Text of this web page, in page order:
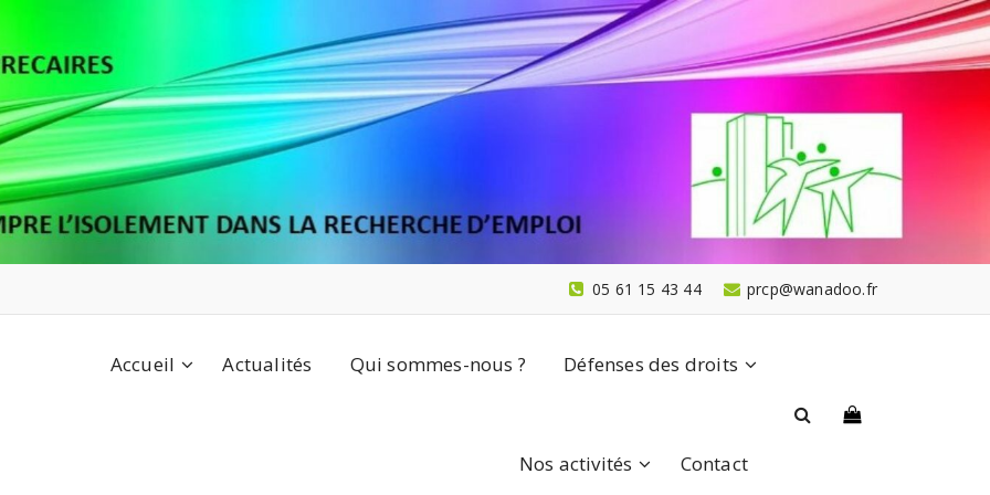
prcp@wanadoo.fr
05 61 15 43 44
Accueil Actualités Qui sommes-nous ? Défenses des droits
Nos activités Contact